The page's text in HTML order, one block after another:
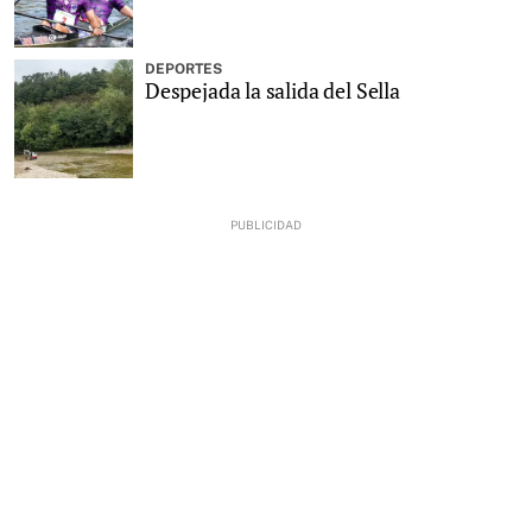
DEPORTES
Despejada la salida del Sella